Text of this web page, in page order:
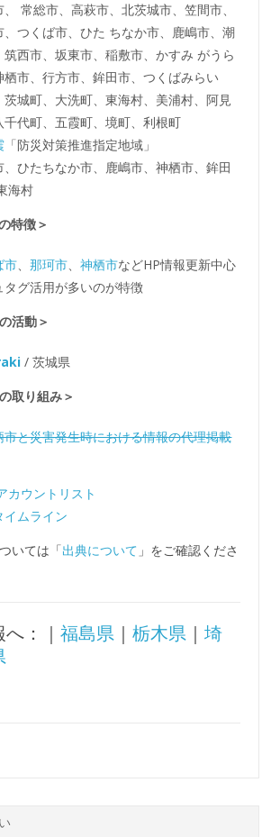
常総市、高萩市、北茨城市、笠間市、
、つくば市、ひた ちなか市、鹿嶋市、潮
西市、坂東市、稲敷市、かすみ がうら
市、行方市、鉾田市、つくばみらい
城町、大洗町、東海村、美浦村、阿見
千代町、五霞町、境町、利根町
「防災対策推進指定地域」
ひたちなか市、鹿嶋市、神栖市、鉾田
海村
特徴＞
市、那珂市、神栖市などHP情報更新中心
タグ活用が多いのが特徴
活動＞
/ 茨城県
取り組み＞
市と災害発生時における情報の代理掲載
カウントリスト
イムライン
いては「出典について 」をご確認くださ
へ：｜福島県 ｜栃木県 ｜埼